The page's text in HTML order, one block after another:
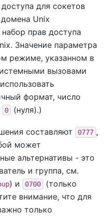
для сокетов
Unix
прав доступа
Значение параметра
режиме, указанном в
вызовами
формат, число
0 (нуля).)
составляют 0777 ,
может
альтернативы - это
и группа, см.
) и 0700
(только
внимание, что для
только